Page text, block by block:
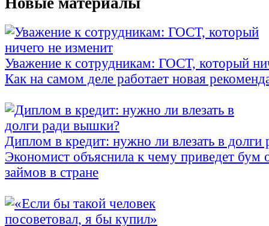
Уважение к сотрудникам: ГОСТ, который
Как на самом деле работает новая
Диплом в кредит: нужно ли влезать в
Экономист объяснила к чему приведет бум
займов в стране